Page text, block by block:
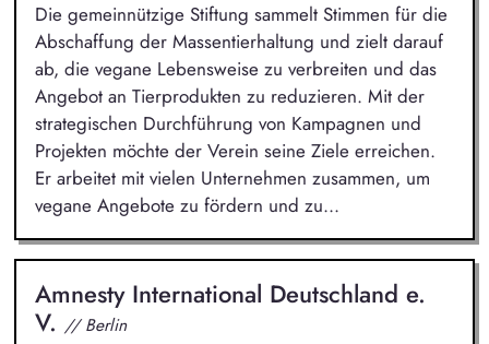
Die gemeinnützige Stiftung sammelt Stimmen für die
Abschaffung der Massentierhaltung und zielt darauf
ab, die vegane Lebensweise zu verbreiten und das
Angebot an Tierprodukten zu reduzieren. Mit der
strategischen Durchführung von Kampagnen und
Projekten möchte der Verein seine Ziele erreichen.
Er arbeitet mit vielen Unternehmen zusammen, um
vegane Angebote zu fördern und zu...
Amnesty International Deutschland e.
V. // Berlin